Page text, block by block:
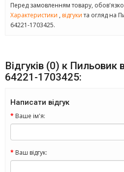
Перед замовленням товару,
Характеристики , відгукита огляд на
64221-1703425.
Відгуків (0) к
64221-1703425:
Написати відгук
Ваше ім'я:
Ваш відгук: